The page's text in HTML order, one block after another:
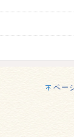
ペー